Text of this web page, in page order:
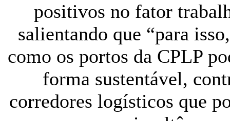
positivos no fator
salientando que “para
como os portos da CPLP
forma sustentável,
corredores logísticos que